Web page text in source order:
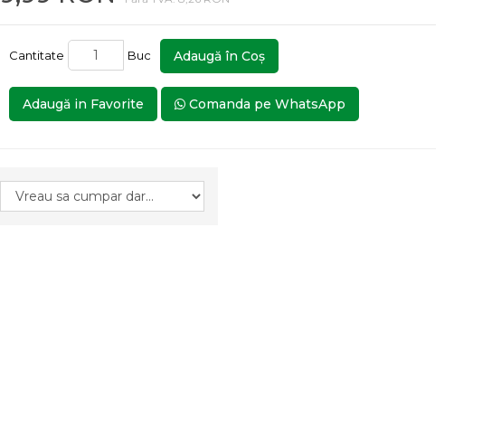
Cantitate Buc Adaugă în Coş
Adaugă in Favorite Comanda pe WhatsApp